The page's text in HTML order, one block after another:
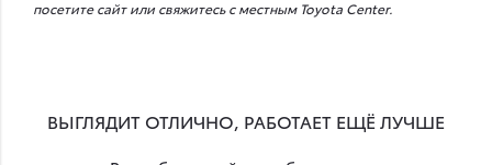
посетите сайт или свяжитесь с местным Toyota Center.
ВЫГЛЯДИТ ОТЛИЧНО, РАБОТАЕТ ЕЩЁ ЛУЧШЕ